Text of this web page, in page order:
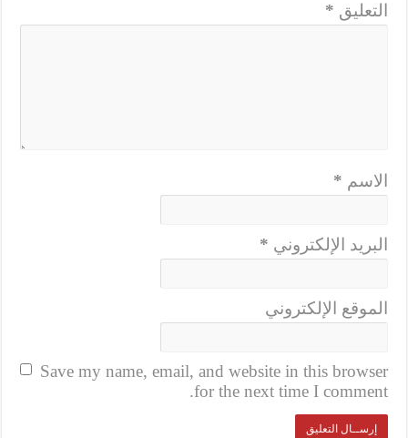
التعليق *
الاسم *
البريد الإلكتروني *
الموقع الإلكتروني
Save my name, email, and website in this browser
for the next time I comment.